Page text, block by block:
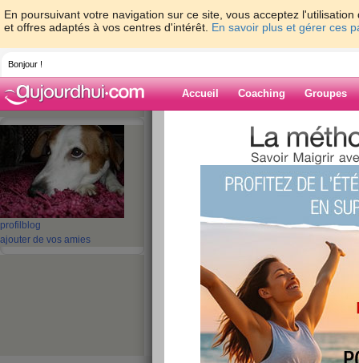
En poursuivant votre navigation sur ce site, vous acceptez
et offres adaptés à vos centres d'intérêt. En savoir plus et gérer ces
Bonjour !
Accueil Coaching Groupes
profil blog
ajouter de vos amies
> croquetteclebart >
Blog de
Dur l'élevage !
les heureusss,
J’ai à peu près terminé les travaux, j’ai
en cuivre beurk j’aime pas !) d’enduit blanc
petit air de modernisme et de rajeunisme et